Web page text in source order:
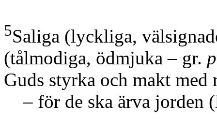
5Saliga (lyckliga,
(tålmodiga, ödmjuka – gr.
Guds styrka och makt med
– för de ska ärva jorden